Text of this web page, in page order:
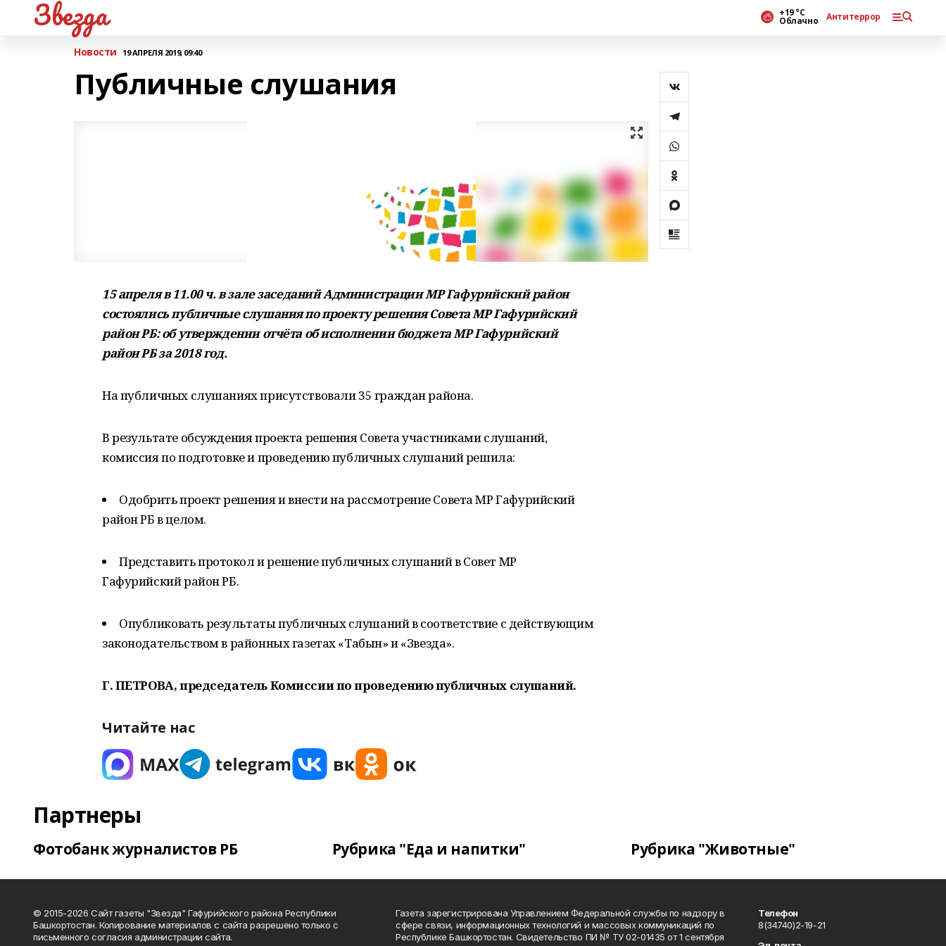
Звезда +19 °С
Облачно Антитеррор
Новости 19 АПРЕЛЯ 2019, 09:40
Публичные слушания
15 апреля в 11.00 ч. в зале заседаний Администрации МР Гафурийский район
состоялись публичные слушания по проекту решения Совета МР Гафурийский
район РБ: об утверждении отчёта об исполнении бюджета МР Гафурийский
район РБ за 2018 год.
На публичных слушаниях присутствовали 35 граждан района.
В результате обсуждения проекта решения Совета участниками слушаний,
комиссия по подготовке и проведению публичных слушаний решила:
Одобрить проект решения и внести на рассмотрение Совета МР Гафурийский
район РБ в целом.
Представить протокол и решение публичных слушаний в Совет МР
Гафурийский район РБ.
Опубликовать результаты публичных слушаний в соответствие с действующим
законодательством в районных газетах «Табын» и «Звезда».
Г. ПЕТРОВА, председатель Комиссии по проведению публичных слушаний.
Читайте нас
Партнеры
Фотобанк журналистов РБ Рубрика "Еда и напитки" Рубрика "Животные"
© 2015-2026 Сайт газеты "Звезда" Гафурийского района Республики
Башкортостан. Копирование материалов с сайта разрешено только с
письменного согласия администрации сайта.
Газета зарегистрирована Управлением Федеральной службы по надзору в
сфере связи, информационных технологий и массовых коммуникаций по
Республике Башкортостан. Свидетельство ПИ № ТУ 02-01435 от 1 сентября
Телефон
8(34740)2-19-21